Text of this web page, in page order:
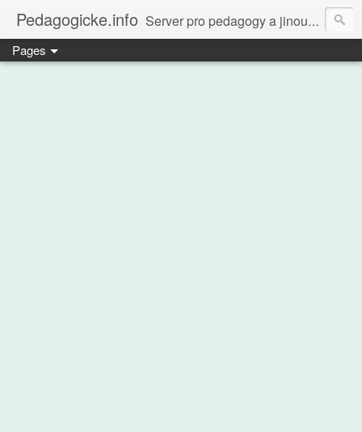
Pedagogicke.info Server pro pedagogy a jinou zvířenu
Pages